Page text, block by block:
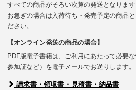
すべての商品がそろい次第の発送となります
お急ぎの場合は入荷待ち・発売予定の商品
ださい。
【オンライン発送の商品の場合】
PDF版電子書籍は、ご利用にあたって必要な
参加証など）を電子メールでお送りします。
請求書・領収書・見積書・納品書